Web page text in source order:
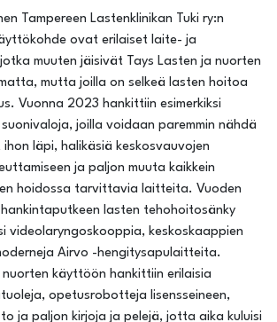
Tampereen Lastenklinikan Tuki ry:n
ovat erilaiset laite- ja
muuten jäisivät Tays Lasten ja nuorten
mutta joilla on selkeä lasten hoitoa
Vuonna 2023 hankittiin esimerkiksi
joilla voidaan paremmin nähdä
läpi, halikäsiä keskosvauvojen
ja paljon muuta kaikkein
hoidossa tarvittavia laitteita. Vuoden
lasten tehohoitosänky
videolaryngoskooppia, keskoskaappien
Airvo -hengitysapulaitteita.
nuorten käyttöön hankittiin erilaisia
opetusrobotteja lisensseineen,
ja paljon kirjoja ja pelejä, jotta aika kuluisi